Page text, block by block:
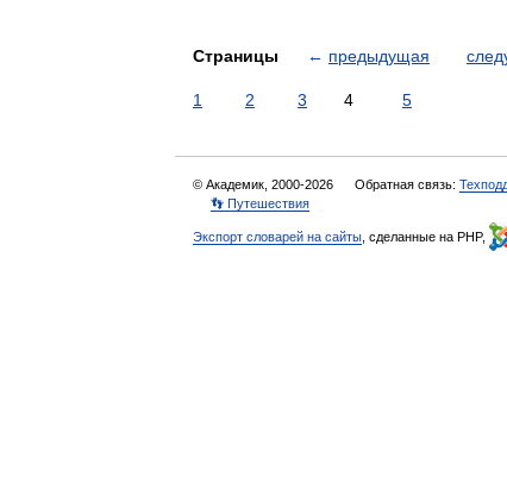
Страницы ← предыдущая
1 2 3 4 5
© Академик, 2000-2026 Обратная связь:
👣 Путешествия
Экспорт словарей на сайты , сделанные на PHP,